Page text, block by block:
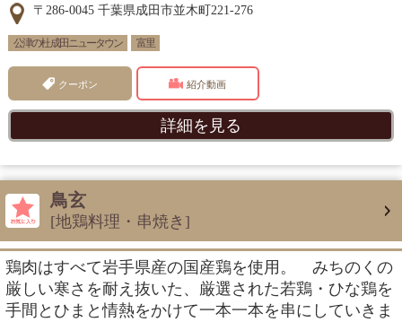
〒286-0045 千葉県成田市並木町221-276
公津の杜 成田ニュータウン 富里
クーポン 紹介動画
詳細を見る
鳥玄
[地鶏料理・串焼き]
鶏肉はすべて岩手県産の国産鶏を使用。 みちのくの
厳しい寒さを耐え抜いた、厳選された若鶏・ひな鶏を
手間とひまと情熱をかけて一本一本を串にしていきま